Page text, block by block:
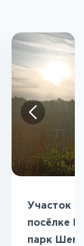
Участок
посёлке
парк